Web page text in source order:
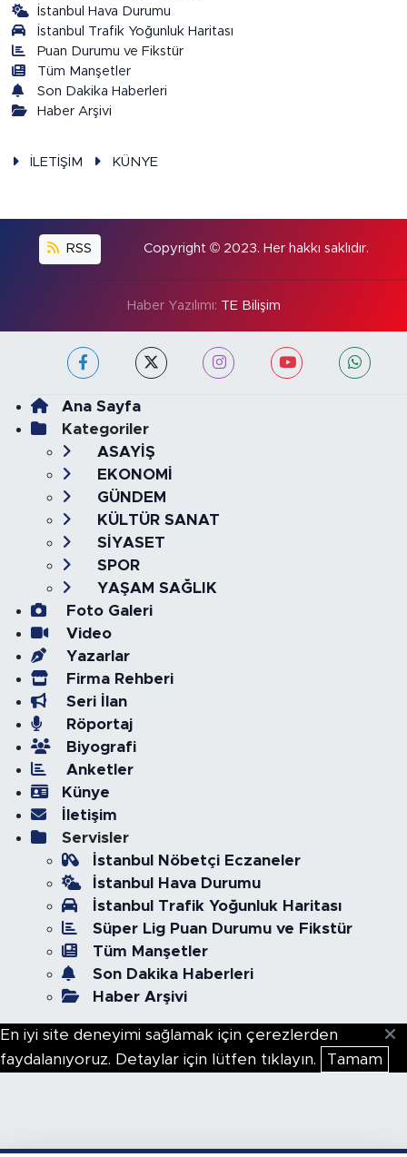
İstanbul Hava Durumu
İstanbul Trafik Yoğunluk Haritası
Puan Durumu ve Fikstür
Tüm Manşetler
Son Dakika Haberleri
Haber Arşivi
İLETİŞİM KÜNYE
RSS Copyright © 2023. Her hakkı saklıdır.
Haber Yazılımı: TE Bilişim
Ana Sayfa
Kategoriler
ASAYİŞ
EKONOMİ
GÜNDEM
KÜLTÜR SANAT
SİYASET
SPOR
YAŞAM SAĞLIK
Foto Galeri
Video
Yazarlar
Firma Rehberi
Seri İlan
Röportaj
Biyografi
Anketler
Künye
İletişim
Servisler
İstanbul Nöbetçi Eczaneler
İstanbul Hava Durumu
İstanbul Trafik Yoğunluk Haritası
Süper Lig Puan Durumu ve Fikstür
Tüm Manşetler
Son Dakika Haberleri
Haber Arşivi
En iyi site deneyimi sağlamak için çerezlerden
faydalanıyoruz. Detaylar için lütfen tıklayın.
Tamam